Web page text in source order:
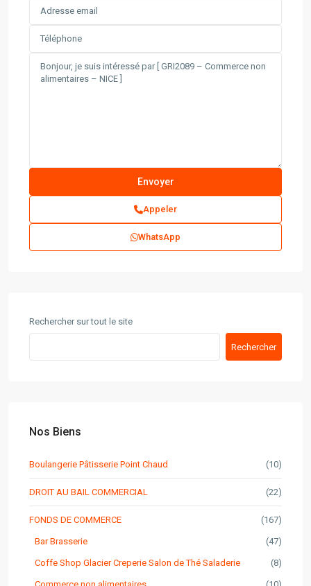
Appeler
WhatsApp
Rechercher sur tout le site
Rechercher
Nos Biens
Boulangerie Pâtisserie Point Chaud (10)
DROIT AU BAIL COMMERCIAL (22)
FONDS DE COMMERCE (167)
Bar Brasserie (47)
Coffe Shop Glacier Creperie Salon de Thé Saladerie (8)